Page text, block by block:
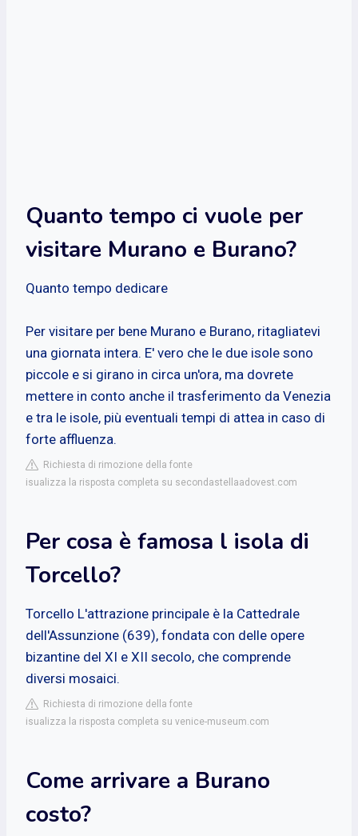
Quanto tempo ci vuole per
visitare Murano e Burano?
Quanto tempo dedicare
Per visitare per bene Murano e Burano, ritagliatevi
una giornata intera. E' vero che le due isole sono
piccole e si girano in circa un'ora, ma dovrete
mettere in conto anche il trasferimento da Venezia
e tra le isole, più eventuali tempi di attea in caso di
forte affluenza.
Richiesta di rimozione della fonte
isualizza la risposta completa su secondastellaadovest.com
Per cosa è famosa l isola di
Torcello?
Torcello L'attrazione principale è la Cattedrale
dell'Assunzione (639), fondata con delle opere
bizantine del XI e XII secolo, che comprende
diversi mosaici.
Richiesta di rimozione della fonte
isualizza la risposta completa su venice-museum.com
Come arrivare a Burano
costo?